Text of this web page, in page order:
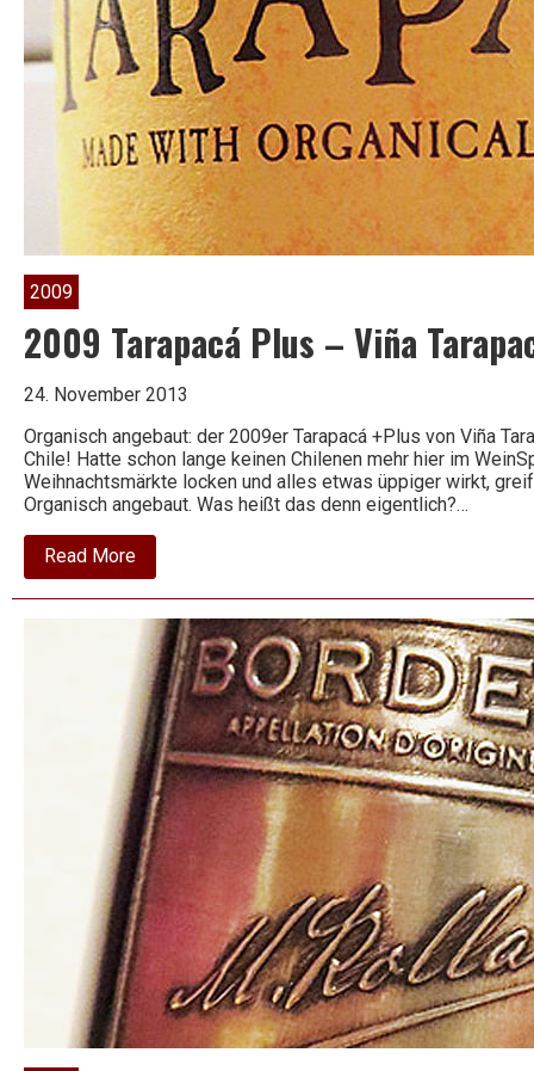
Segre
2009
2009 Tarapacá Plus – Viña
24. November 2013
Organisch angebaut: der 2009er Tarapacá +Plus von Viña
Chile! Hatte schon lange keinen Chilenen mehr hier im
Weihnachtsmärkte locken und alles etwas üppiger wirkt,
Organisch angebaut. Was heißt das denn eigentlich?…
Read Moreabout
2009
Tarapacá
Viña
Tarapacá